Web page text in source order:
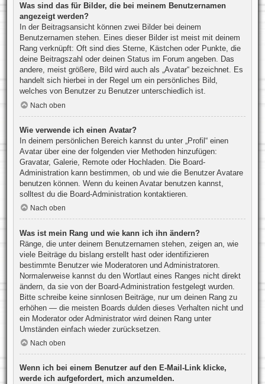
Was sind das für Bilder, die bei meinem Benutzernamen
angezeigt werden?
In der Beitragsansicht können zwei Bilder bei deinem
Benutzernamen stehen. Eines dieser Bilder ist meist mit deinem
Rang verknüpft: Oft sind dies Sterne, Kästchen oder Punkte, die
deine Beitragszahl oder deinen Status im Forum angeben. Das
andere, meist größere, Bild wird auch als „Avatar“ bezeichnet. Es
handelt sich hierbei in der Regel um ein persönliches Bild,
welches von Benutzer zu Benutzer unterschiedlich ist.
Nach oben
Wie verwende ich einen Avatar?
In deinem persönlichen Bereich kannst du unter „Profil“ einen
Avatar über eine der folgenden vier Methoden hinzufügen:
Gravatar, Galerie, Remote oder Hochladen. Die Board-
Administration kann bestimmen, ob und wie die Benutzer Avatare
benutzen können. Wenn du keinen Avatar benutzen kannst,
solltest du die Board-Administration kontaktieren.
Nach oben
Was ist mein Rang und wie kann ich ihn ändern?
Ränge, die unter deinem Benutzernamen stehen, zeigen an, wie
viele Beiträge du bislang erstellt hast oder identifizieren
bestimmte Benutzer wie Moderatoren und Administratoren.
Normalerweise kannst du den Wortlaut eines Ranges nicht direkt
ändern, da sie von der Board-Administration festgelegt wurden.
Bitte schreibe keine sinnlosen Beiträge, nur um deinen Rang zu
erhöhen — die meisten Boards dulden dieses Verhalten nicht und
ein Moderator oder Administrator wird deinen Rang unter
Umständen einfach wieder zurücksetzen.
Nach oben
Wenn ich bei einem Benutzer auf den E-Mail-Link klicke,
werde ich aufgefordert, mich anzumelden.